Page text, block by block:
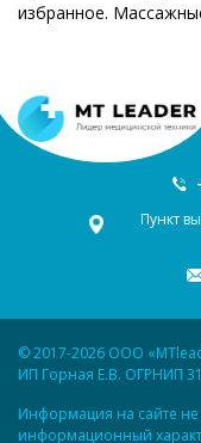
избранное.
Пункт
© 2017-2026 ООО
ИП Горная Е.В. ОГРНИП
Информация на сайте не
информационный